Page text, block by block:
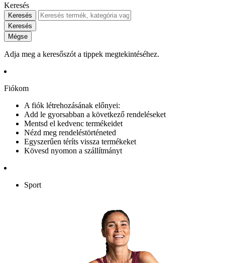
Keresés
Keresés
Keresés
Mégse
Adja meg a keresőszót a tippek megtekintéséhez.
Fiókom
A fiók létrehozásának előnyei:
Add le gyorsabban a következő rendeléseket
Mentsd el kedvenc termékeidet
Nézd meg rendeléstörténeted
Egyszerűen téríts vissza termékeket
Kövesd nyomon a szállítmányt
Sport